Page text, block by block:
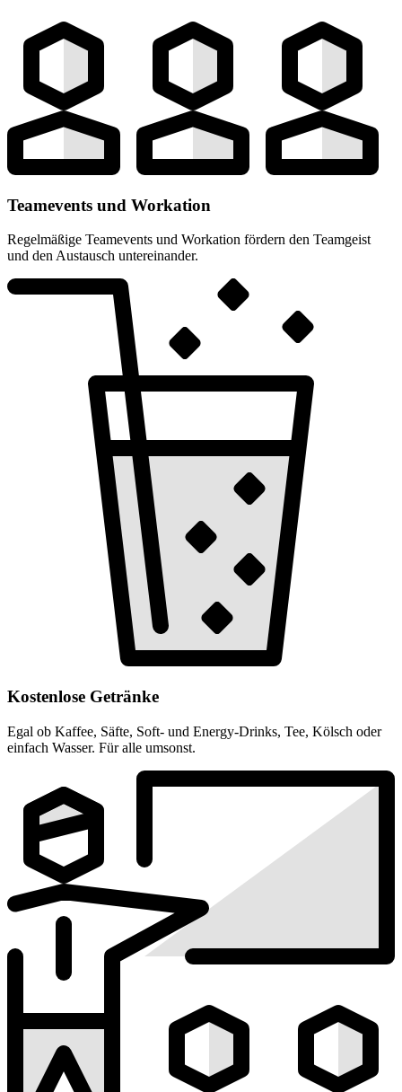
Teamevents und Workation
Regelmäßige Teamevents und Workation fördern den Teamgeist
und den Austausch untereinander.
Kostenlose Getränke
Egal ob Kaffee, Säfte, Soft- und Energy-Drinks, Tee, Kölsch oder
einfach Wasser. Für alle umsonst.